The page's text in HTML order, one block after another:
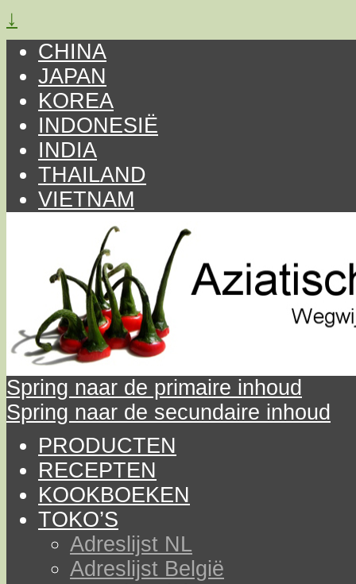
↓
CHINA
JAPAN
KOREA
INDONESIË
INDIA
THAILAND
VIETNAM
Spring naar de primaire inhoud
Spring naar de secundaire inhoud
PRODUCTEN
RECEPTEN
KOOKBOEKEN
TOKO’S
Adreslijst NL
Adreslijst België